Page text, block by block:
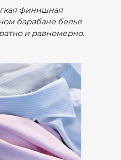
финишная
барабане бельё
и равномерно.